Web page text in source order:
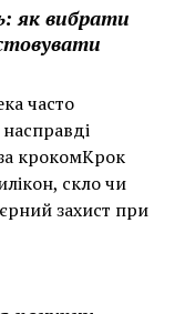
як вибрати
часто
крокомКрок
скло чи
захист при